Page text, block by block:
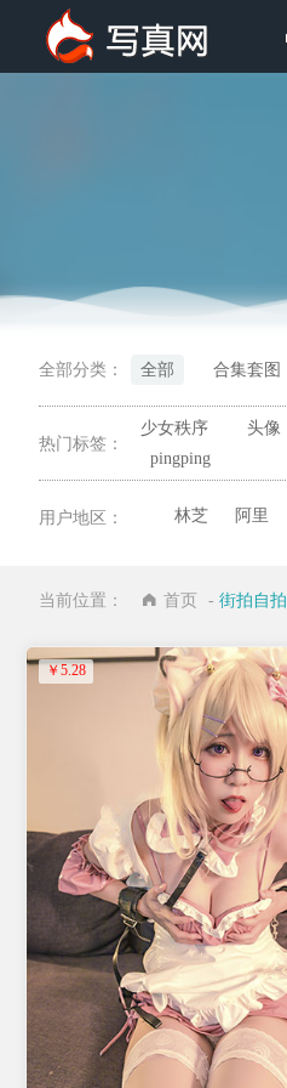
全部分类： 全部 合集套图
热门标签：
少女秩序 头像
pingping
用户地区： 林芝 阿里
当前位置： 首页 - 街拍自拍
￥5.28